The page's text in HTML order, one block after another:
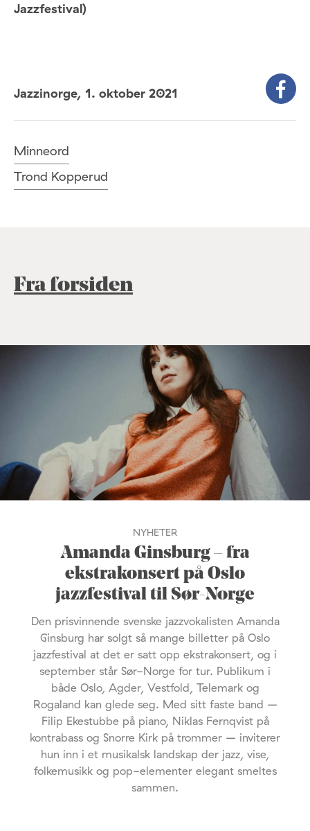
Jazzfestival)
Jazzinorge, 1. oktober 2021
Minneord
Trond Kopperud
Fra forsiden
NYHETER
Amanda Ginsburg – fra
ekstrakonsert på Oslo
jazzfestival til Sør-Norge
Den prisvinnende svenske jazzvokalisten Amanda
Ginsburg har solgt så mange billetter på Oslo
jazzfestival at det er satt opp ekstrakonsert, og i
september står Sør-Norge for tur. Publikum i
både Oslo, Agder, Vestfold, Telemark og
Rogaland kan glede seg. Med sitt faste band –
Filip Ekestubbe på piano, Niklas Fernqvist på
kontrabass og Snorre Kirk på trommer – inviterer
hun inn i et musikalsk landskap der jazz, vise,
folkemusikk og pop-elementer elegant smeltes
sammen.